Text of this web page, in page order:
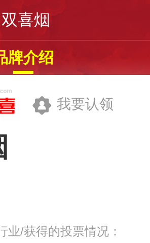
双喜烟
牌介绍
我要认领
业/获得的投票情况：